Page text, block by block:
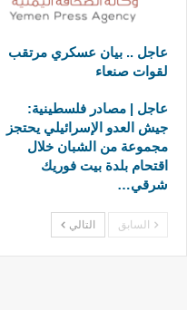
عاجل .. بيان عسكري مرتقب
لقوات صنعاء
عاجل | مصادر فلسطينية:
جيش العدو الإسرائيلي يحتجز
مجموعة من الشبان خلال
اقتحام بلدة بيت فوريك
شرقي…
السابق التالي